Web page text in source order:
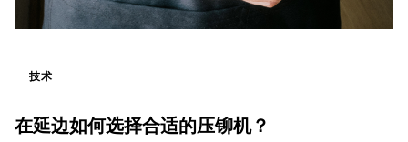
技术
在延边如何选择合适的压铆机？